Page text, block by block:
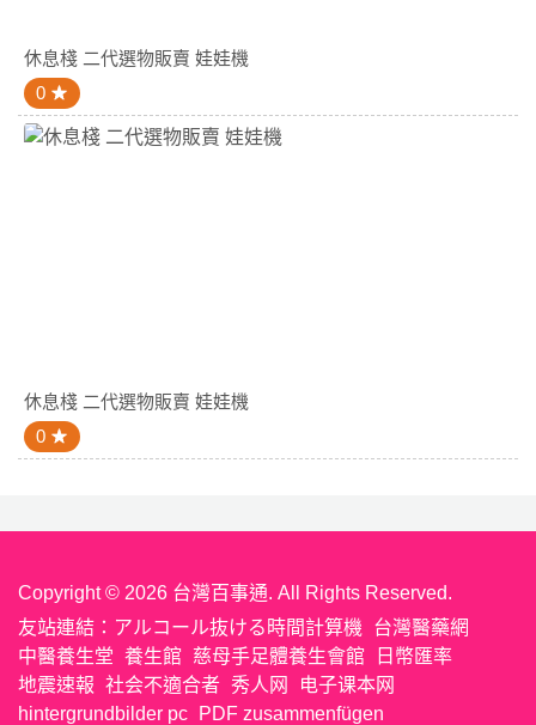
休息棧 二代選物販賣 娃娃機
0
休息棧 二代選物販賣 娃娃機
0
Copyright © 2026 台灣百事通. All Rights Reserved.
友站連結： アルコール抜ける時間計算機
台灣醫藥網
中醫養生堂 養生館 慈母手足體養生會館
日幣匯率
地震速報 社会不適合者 秀人网
电子课本网
hintergrundbilder pc
PDF zusammenfügen